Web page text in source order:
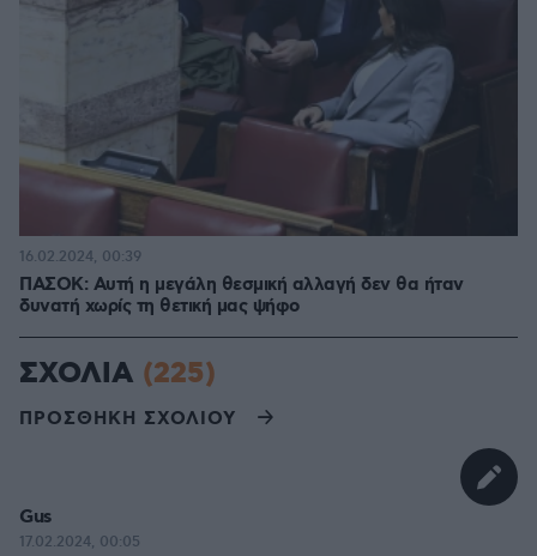
ΠΑΣΟΚ: Αυτή η μεγάλη θεσμική αλλαγή δεν θα ήταν
δυνατή χωρίς τη θετική μας ψήφο
16.02.2024, 00:39
ΣΧΟΛΙΑ (225)
ΠΡΟΣΘΗΚΗ ΣΧΟΛΙΟΥ
Gus
17.02.2024, 00:05